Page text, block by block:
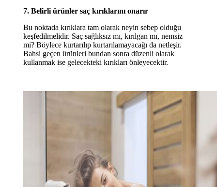
7. Belirli ürünler saç kırıklarını onarır
Bu noktada kırıklara tam olarak neyin sebep olduğu
keşfedilmelidir. Saç sağlıksız mı, kırılgan mı, nemsiz
mi? Böylece kurtarılıp kurtarılamayacağı da netleşir.
Bahsi geçen ürünleri bundan sonra düzenli olarak
kullanmak ise gelecekteki kırıkları önleyecektir.